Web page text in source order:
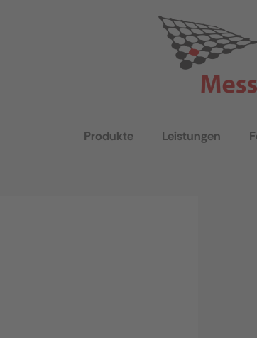
Produkte Leistungen